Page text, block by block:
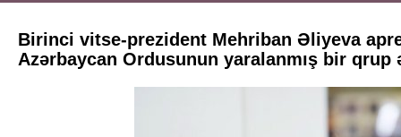
Birinci vitse-prezident Mehriban Əliyeva
Azərbaycan Ordusunun yaralanmış bir